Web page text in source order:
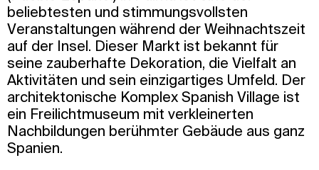
beliebtesten und stimmungsvollsten
Veranstaltungen während der Weihnachtszeit
auf der Insel. Dieser Markt ist bekannt für
seine zauberhafte Dekoration, die Vielfalt an
Aktivitäten und sein einzigartiges Umfeld. Der
architektonische Komplex Spanish Village ist
ein Freilichtmuseum mit verkleinerten
Nachbildungen berühmter Gebäude aus ganz
Spanien.